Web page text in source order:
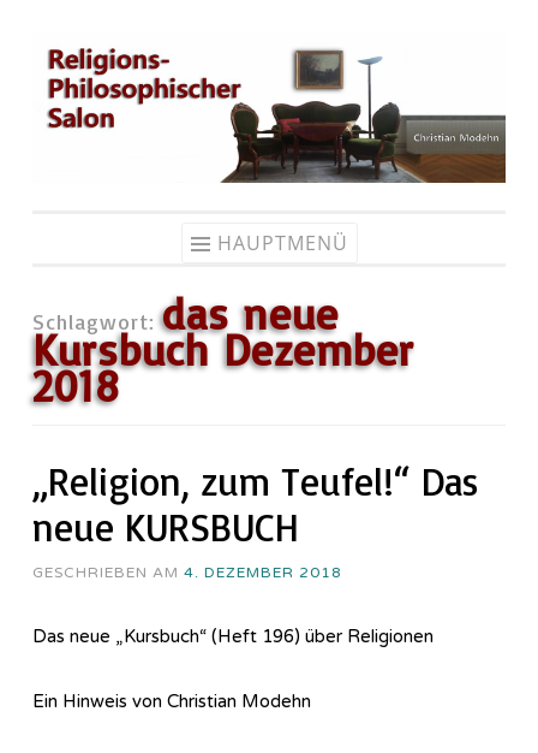
Zum
Inhalt
springen
HAUPTMENÜ
Schlagwort:das neue
Kursbuch Dezember
2018
„Religion, zum Teufel!“ Das
neue KURSBUCH
GESCHRIEBEN AM 4. DEZEMBER 2018
Das neue „Kursbuch“ (Heft 196) über Religionen
Ein Hinweis von Christian Modehn